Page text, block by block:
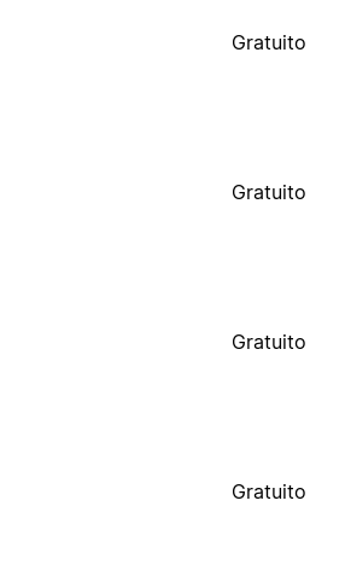
Gratuito
Gratuito
Gratuito
Gratuito